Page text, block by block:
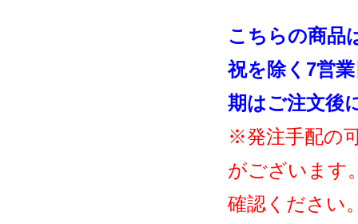
こちらの商品
祝を除く7営
期はご注文後
※発注手配の
がございます
確認ください